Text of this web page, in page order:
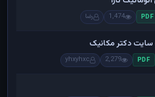
PDF
1,474 رضا
دکتر مکانیک
PDF
2,279
yhxyhxc